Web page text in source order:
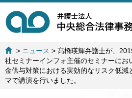
> ニュース >髙橋瑛輝弁護士が、
社セミナーインフォ主催のセミナーにお
金供与対策における実効的なリスク低減
マで講演を行いました。